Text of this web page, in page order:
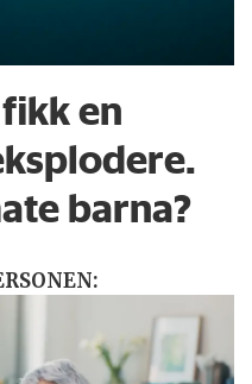
en
barna?